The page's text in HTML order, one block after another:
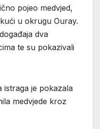
pojeo medvjed,
u okrugu Ouray.
dva
te su pokazivali
istraga je pokazala
medvjede kroz